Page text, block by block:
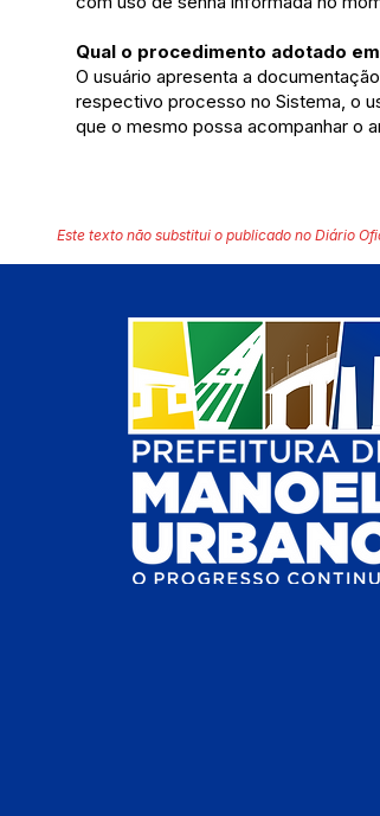
Qual o procedimento adotado
O usuário apresenta a
respectivo processo no Sistema, o
que o mesmo possa acompanhar o
Este texto não substitui o publicado no Diário